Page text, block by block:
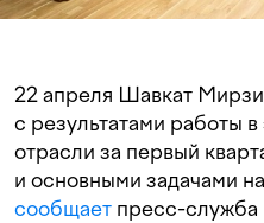
22 апреля Шавкат
с результатами работы
отрасли за первый
и основными задачами
сообщает пресс-служба